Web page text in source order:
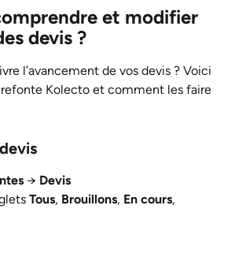
et modifier
devis ?
l’avancement de vos devis ? Voici
refonte Kolecto et comment les faire
→ Devis
Tous, Brouillons, En cours,